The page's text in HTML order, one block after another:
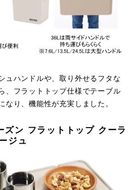
ュハンドルや、取り外せるフタな
、フラットトップ仕様でテーブル
なり、機能性が充実しました。
ズン フラットトップ クーラ
ジュ